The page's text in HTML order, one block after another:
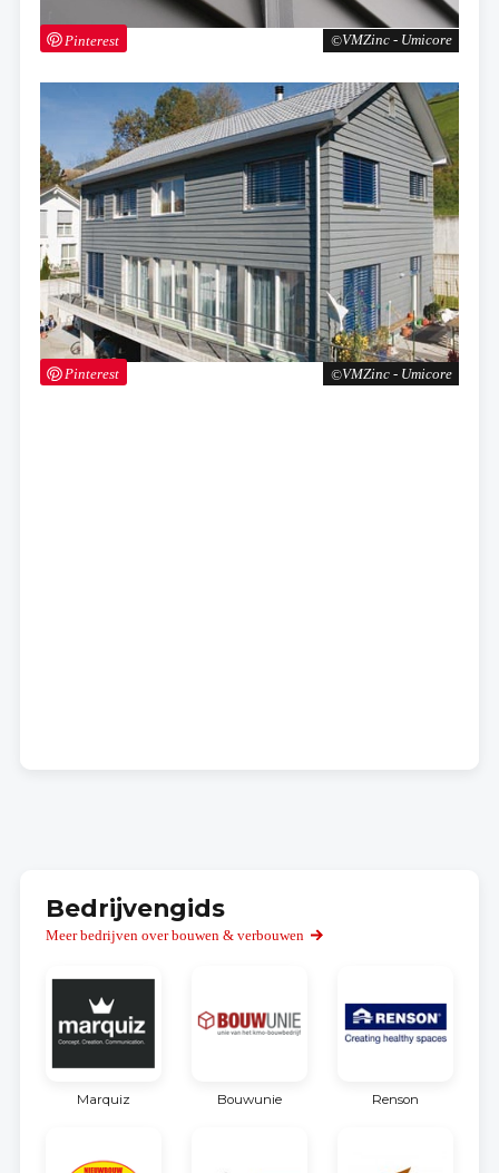
VMZinc - Umicore
Pinterest
VMZinc - Umicore
Pinterest
Bedrijvengids
Meer bedrijven over bouwen & verbouwen
Marquiz Bouwunie Renson